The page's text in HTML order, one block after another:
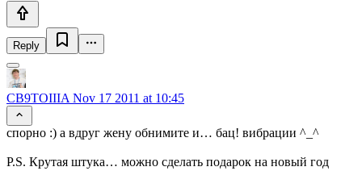
Reply
CB9TOIIIA Nov 17 2011 at 10:45
спорно :) а вдруг жену обнимите и… бац! вибрации ^_^
P.S. Крутая штука… можно сделать подарок на новый год